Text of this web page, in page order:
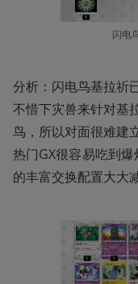
闪电
分析：闪电鸟基拉祈
不惜下灾兽来针对基
鸟，所以对面很难建
热门GX很容易吃到
的丰富交换配置大大